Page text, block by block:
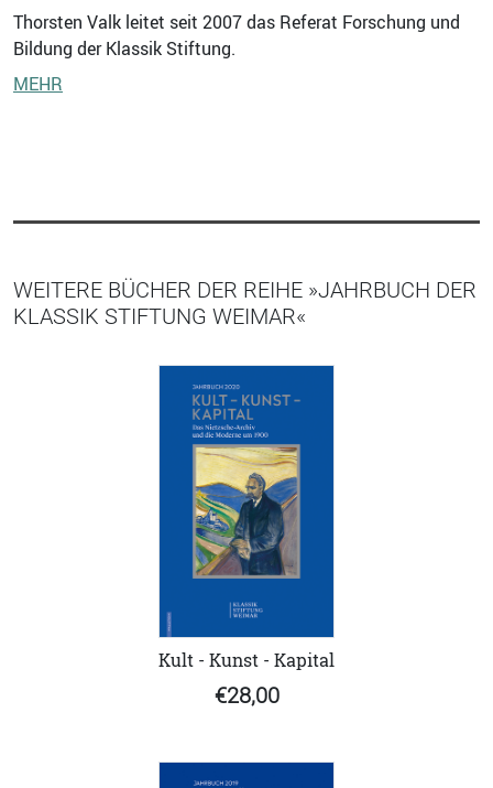
Thorsten Valk leitet seit 2007 das Referat Forschung und
Bildung der Klassik Stiftung.
MEHR
WEITERE BÜCHER DER REIHE »JAHRBUCH DER
KLASSIK STIFTUNG WEIMAR«
Kult - Kunst - Kapital
€28,00